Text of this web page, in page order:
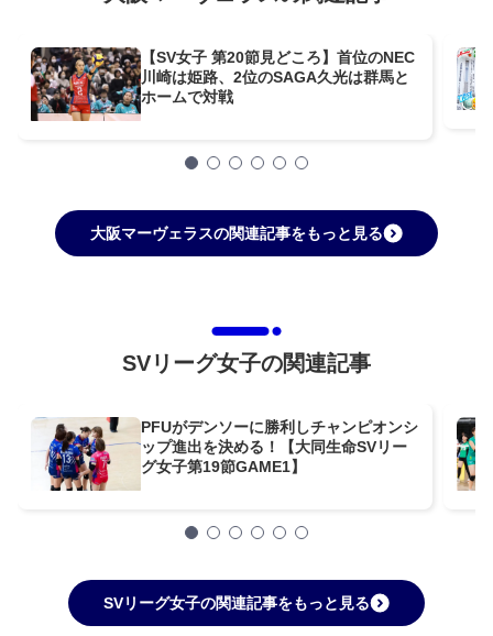
【SV女子 第20節見どころ】首位のNEC
川崎は姫路、2位のSAGA久光は群馬と
ホームで対戦
大阪マーヴェラスの関連記事をもっと見る
SVリーグ女子の関連記事
PFUがデンソーに勝利しチャンピオンシ
ップ進出を決める！【大同生命SVリー
グ女子第19節GAME1】
SVリーグ女子の関連記事をもっと見る